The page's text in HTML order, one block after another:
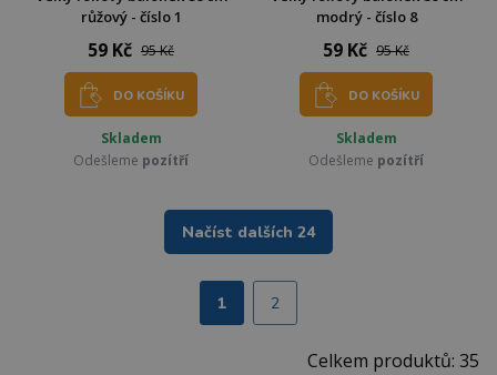
růžový - číslo 1
59 Kč 95 Kč
DO KOŠÍKU
Skladem
Odešleme pozítří
modrý - číslo 8
59 Kč 95 Kč
DO KOŠÍKU
Skladem
Odešleme pozítří
Načíst dalších 24
1 2
Celkem produktů: 35